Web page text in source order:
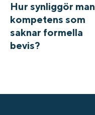
Hur synliggör man
kompetens som
saknar formella
bevis?